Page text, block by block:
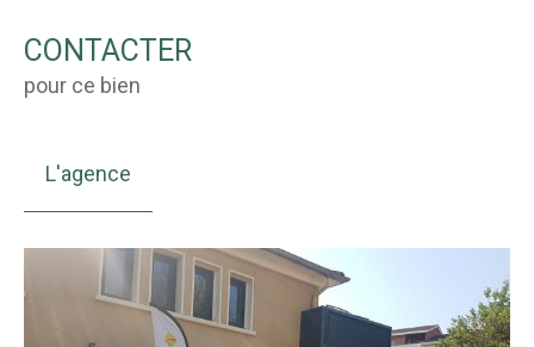
CONTACTER
pour ce bien
L'agence